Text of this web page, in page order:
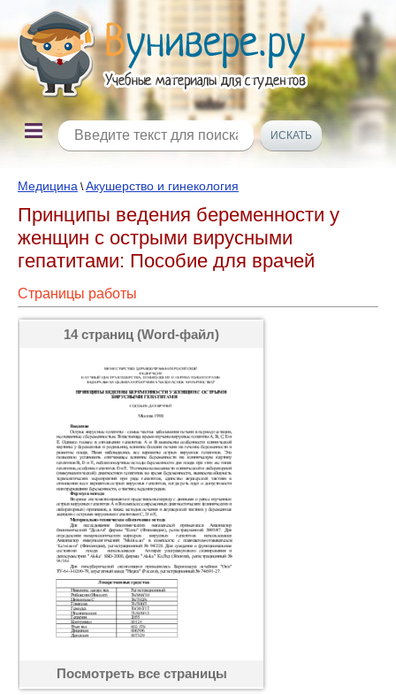
Медицина \Акушерство и гинекология
Принципы ведения беременности у
женщин с острыми вирусными
гепатитами: Пособие для врачей
Страницы работы
14 страниц (Word-файл)
Посмотреть все страницы